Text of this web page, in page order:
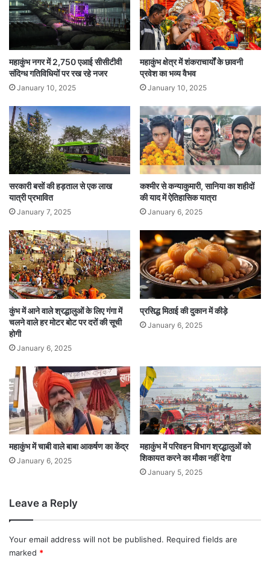
महाकुंभ नगर में 2,750 एआई सीसीटीवी
संदिग्ध गतिविधियों पर रख रहे नजर
January 10, 2025
महाकुंभ क्षेत्र में शंकराचार्यों के छावनी
प्रवेश का भव्य वैभव
January 10, 2025
सरकारी बसों की हड़ताल से एक लाख
यात्री प्रभावित
January 7, 2025
कश्मीर से कन्याकुमारी, सानिया का शहीदों
की याद में ऐतिहासिक यात्रा
January 6, 2025
कुंभ में आने वाले श्रद्धालुओं के लिए गंगा में
चलने वाले हर मोटर बोट पर दरों की सूची
होगी
January 6, 2025
प्रसिद्ध मिठाई की दुकान में कीड़े
January 6, 2025
महाकुंभ में चाबी वाले बाबा आकर्षण का केंद्र
January 6, 2025
महाकुंभ में परिवहन विभाग श्रद्धालुओं को
शिकायत करने का मौका नहीं देगा
January 5, 2025
Leave a Reply
Your email address will not be published. Required fields are
marked *